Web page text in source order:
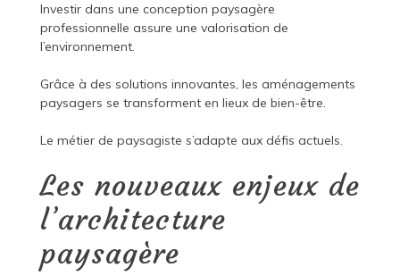
Investir dans une conception paysagère
professionnelle assure une valorisation de
l’environnement.
Grâce à des solutions innovantes, les aménagements
paysagers se transforment en lieux de bien-être.
Le métier de paysagiste s’adapte aux défis actuels.
Les nouveaux enjeux de
l’architecture
paysagère